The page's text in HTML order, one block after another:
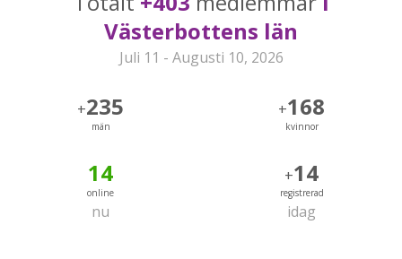
Västerbottens län
Juli 11 - Augusti 10, 2026
+235
män
+168
kvinnor
14
online
nu
+14
registrerad
idag